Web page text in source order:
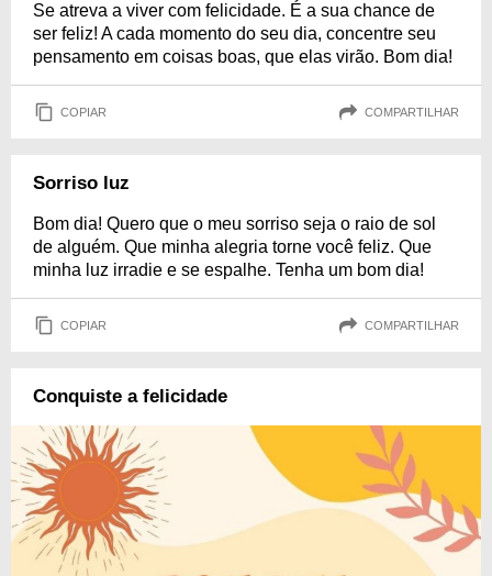
Se atreva a viver com felicidade. É a sua chance de
ser feliz! A cada momento do seu dia, concentre seu
pensamento em coisas boas, que elas virão. Bom dia!
COPIAR COMPARTILHAR
Sorriso luz
Bom dia! Quero que o meu sorriso seja o raio de sol
de alguém. Que minha alegria torne você feliz. Que
minha luz irradie e se espalhe. Tenha um bom dia!
COPIAR COMPARTILHAR
Conquiste a felicidade